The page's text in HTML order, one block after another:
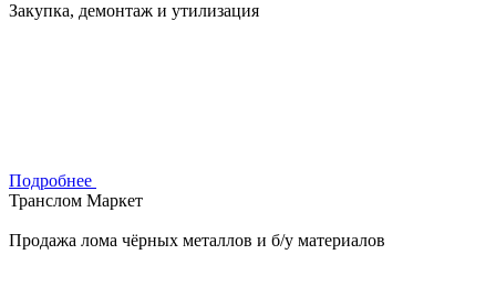
Закупка, демонтаж и утилизация
Подробнее
Транслом Маркет
Продажа лома чёрных металлов и б/у материалов